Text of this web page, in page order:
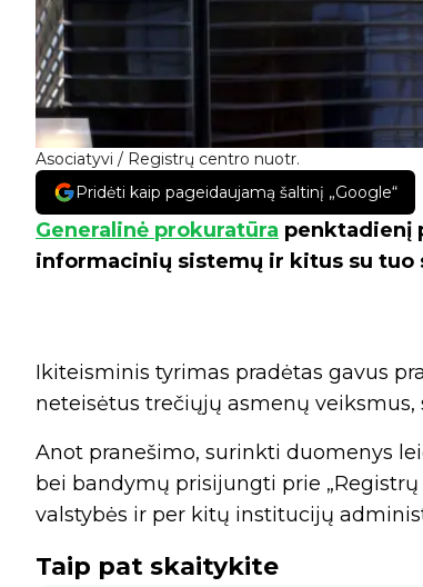
Asociatyvi / Registrų centro nuotr.
Pridėti kaip pageidaujamą šaltinį „Google“
Generalinė prokuratūra penktadienį
informacinių sistemų ir kitus su
Ikiteisminis tyrimas pradėtas gavus
neteisėtus trečiųjų asmenų
Anot pranešimo, surinkti duomenys
bei bandymų prisijungti prie
valstybės ir per kitų institucijų
Taip pat skaitykite